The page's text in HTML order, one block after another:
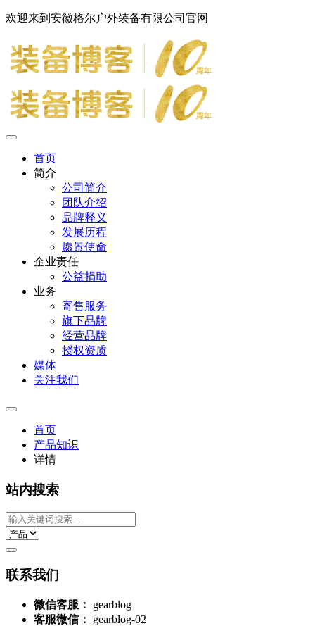
欢迎来到安徽格尔户外装备有限公司官网
首页
简介
公司简介
团队介绍
品牌释义
发展历程
愿景使命
企业责任
公益捐助
业务
寄售服务
旗下品牌
经营品牌
授权资质
媒体
关注我们
首页
产品知识
详情
站内搜索
联系我们
微信客服：
gearblog
客服微信：
gearblog-02